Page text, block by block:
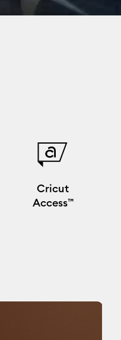
Cricut
Access™